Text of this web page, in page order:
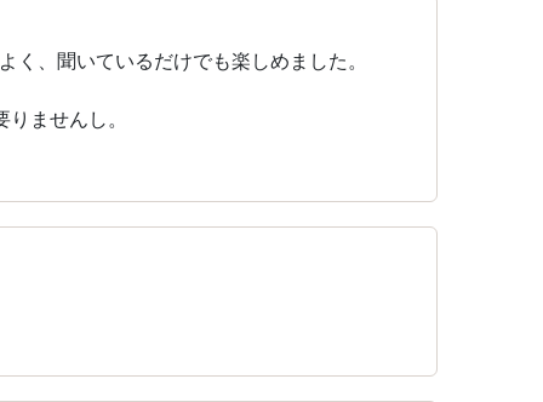
、聞いているだけでも楽しめました。
ませんし。